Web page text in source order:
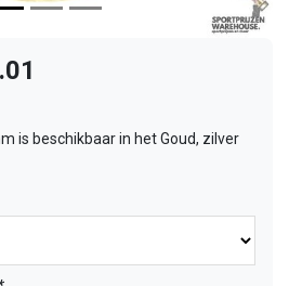
is beschikbaar in het Goud, zilver